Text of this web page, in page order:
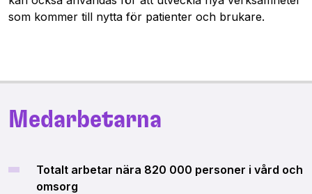
som kommer till nytta för patienter och brukare.
Medarbetarna
Totalt arbetar nära 820 000 personer i vård och
omsorg